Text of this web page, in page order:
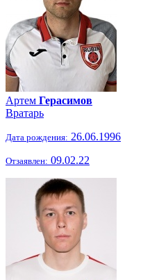
Артем Герасимов
Вратарь
Дата рождения: 26.06.1996
Отзаявлен: 09.02.22